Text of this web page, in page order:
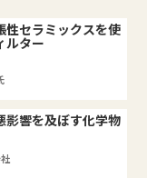
性セラミックスを使
ルター
影響を及ぼす化学物